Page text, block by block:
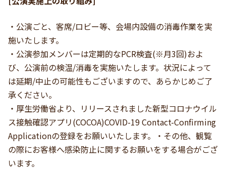
・公演ごと、客席/ロビー等、会場内設備の消毒作業を実
施いたします。
・公演参加メンバーは定期的なPCR検査(※月3回)およ
び、公演前の検温/消毒を実施いたします。状況によって
は延期/中止の可能性もございますので、あらかじめご了
承ください。
・厚生労働省より、リリースされました新型コロナウイル
ス接触確認アプリ(COCOA)COVID-19 Contact-Confirming
Applicationの登録をお願いいたします。・その他、観覧
の際にお客様へ感染防止に関するお願いをする場合がござ
います。